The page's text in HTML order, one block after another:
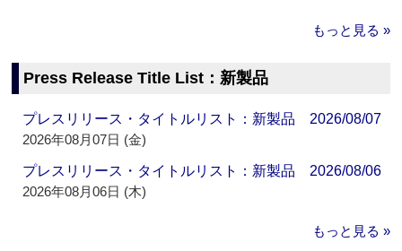
もっと見る »
Press Release Title List：新製品
プレスリリース・タイトルリスト：新製品 2026/08/07
2026年08月07日 (金)
プレスリリース・タイトルリスト：新製品 2026/08/06
2026年08月06日 (木)
もっと見る »